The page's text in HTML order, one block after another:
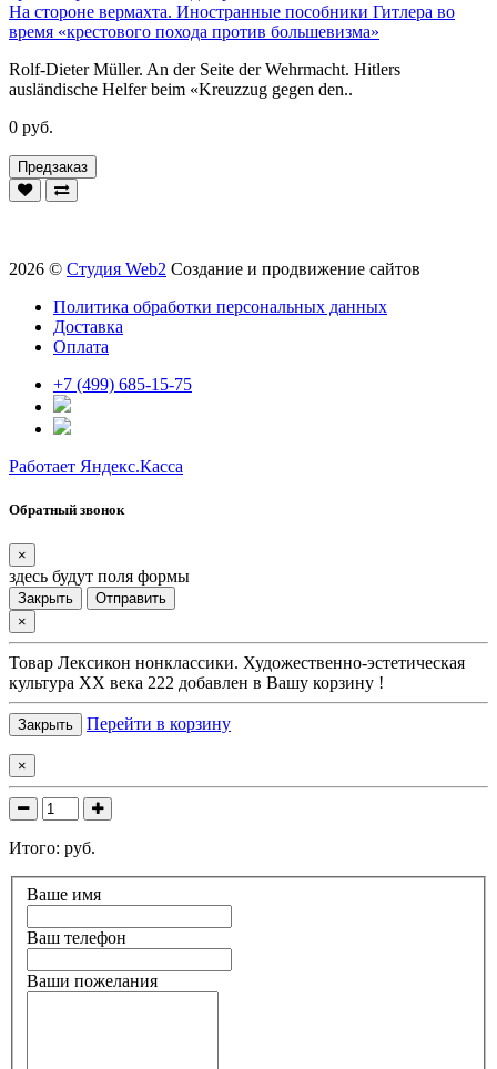
На стороне вермахта. Иностранные пособники Гитлера во
время «крестового похода против большевизма»
Rolf-Dieter Müller. An der Seite der Wehrmacht. Hitlers
ausländische Helfer beim «Kreuzzug gegen den..
0 руб.
Предзаказ
2026 © Студия Web2 Создание и продвижение сайтов
Политика обработки персональных данных
Доставка
Оплата
+7 (499) 685-15-75
Работает Яндекс.Касса
Обратный звонок
×
здесь будут поля формы
Закрыть
Отправить
×
Товар Лексикон нонклассики. Художественно-эстетическая
культура XX века 222 добавлен в Вашу корзину !
Закрыть Перейти в корзину
×
Итого: руб.
Ваше имя
Ваш телефон
Ваши пожелания